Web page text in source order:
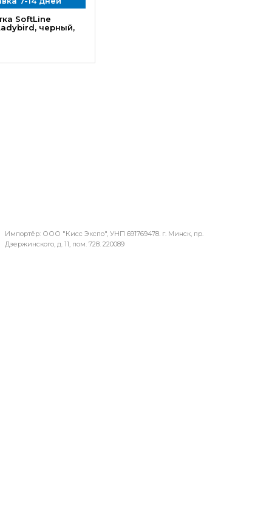
SoftLine
черный,
Импортёр: ООО "Кисс Экспо", УНП 691769478. г. Минск, пр.
Дзержинского, д. 11, пом. 728. 220089